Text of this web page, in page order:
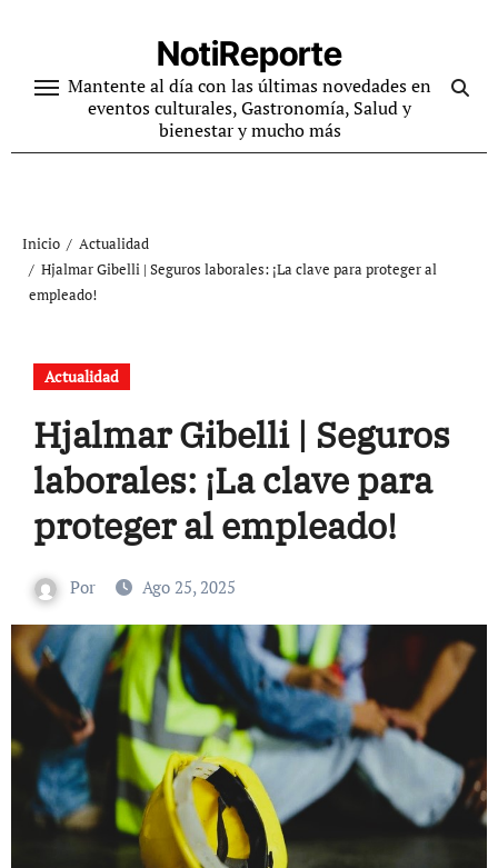
contenido
NotiReporte
Mantente al día con las últimas novedades en
eventos culturales, Gastronomía, Salud y
bienestar y mucho más
Inicio
Actualidad
Hjalmar Gibelli | Seguros laborales: ¡La clave para proteger al
empleado!
Actualidad
Hjalmar Gibelli | Seguros
laborales: ¡La clave para
proteger al empleado!
Por Ago 25, 2025